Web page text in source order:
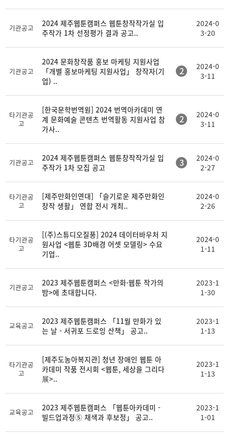
기관공고
2024 제주웹툰캠퍼스 웹툰창작작가실 입
주작가 1차 선정평가 결과 공고..
2024-0
3-20
기관공고
2024 문화창작품 홍보 마케팅 지원사업
「개별 홍보마케팅 지원사업」 창작자(기
업) ..
2
2024-0
3-11
타기관공
고
[한국문학번역원] 2024 번역아카데미 연
계 문화예술 콘텐츠 번역활동 지원사업 참
가사..
2
2024-0
3-11
기관공고
2024 제주웹툰캠퍼스 웹툰창작작가실 입
주작가 1차 모집 공고
3
2024-0
2-27
타기관공
고
[제주만화인연대] 「슬기로운 제주만화인
창작 생활」 연합 전시 개최..
2024-0
2-26
타기관공
고
[(주)스튜디오질풍] 2024 데이터바우처 지
원사업 <웹툰 3D배경 어셋 모델링> 수요
기업..
2024-0
1-11
기관공고
2023 제주웹툰캠퍼스 <만화·웹툰 작가의
밤>에 초대합니다.
2023-1
1-30
교육공고
2023 제주웹툰캠퍼스 「11월 만화가 있
는 날 - 서귀포 드로잉 산책」 공고..
2023-1
1-13
타기관공
고
[제주도농아복지관] 청년 장애인 웹툰 아
카데미 작품 전시회 <웹툰, 세상을 그리다
展>..
2023-1
1-13
교육공고
2023 제주웹툰캠퍼스 「웹툰아카데미 -
빌드업과정⑤ 채색과 후보정」 공고..
2023-1
1-01